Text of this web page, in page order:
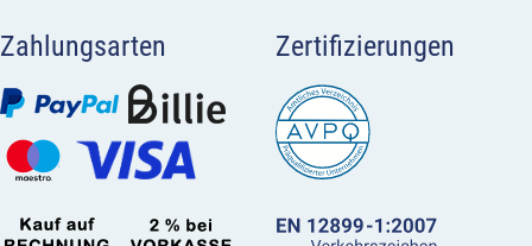
Zahlungsarten Zertifizierungen